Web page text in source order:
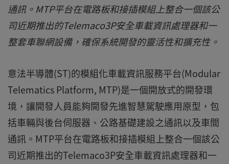
通訊。MTP平台在電路板和接插模組上整合一個該公
司近期推出的Telemaco3P安全車載資訊處理器和一
整套車聯網設備，確保系統開發的靈活性和擴充性。
意法半導體(ST)的模組化車載資訊服務平台(Modular
Telematics Platform, MTP)是一個開放式的開發環
境，讓開發人員能夠開發先進智慧駕駛應用原型，包
括車輛與後台伺服器、公路基礎建設之通訊以及車間
通訊。MTP平台在電路板和接插模組上整合一個該公
司近期推出的Telemaco3P安全車載資訊處理器和一